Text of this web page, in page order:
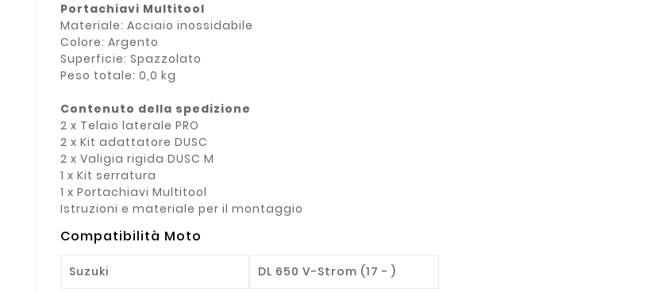
Portachiavi Multitool
Materiale: Acciaio inossidabile
Colore: Argento
Superficie: Spazzolato
Peso totale: 0,0 kg
Contenuto della spedizione
2 x Telaio laterale PRO
2 x Kit adattatore DUSC
2 x Valigia rigida DUSC M
1 x Kit serratura
1 x Portachiavi Multitool
Istruzioni e materiale per il montaggio
Compatibilità Moto
Suzuki DL 650 V-Strom (17 - )